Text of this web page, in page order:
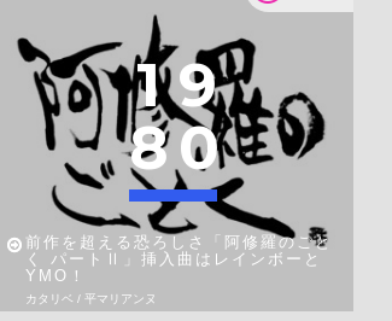
1 9
80
前作を超える恐ろしさ「阿修羅のごと
く パートⅡ」挿入曲はレインボーと
YMO！
カタリベ / 平マリアンヌ